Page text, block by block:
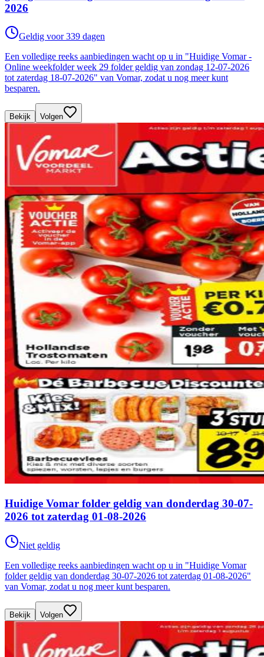
2026
Geldig voor 339 dagen
Een volledige reeks aanbiedingen wacht op u in "Huidige Vomar -
Online weekfolder week 29 folder geldig van zondag 12-07-2026
tot zaterdag 18-07-2026" van Vomar, zodat u nog meer kunt
besparen.
Bekijk Volgen
Huidige Vomar folder geldig van donderdag 30-07-
2026 tot zaterdag 01-08-2026
Niet geldig
Een volledige reeks aanbiedingen wacht op u in "Huidige Vomar
folder geldig van donderdag 30-07-2026 tot zaterdag 01-08-2026"
van Vomar, zodat u nog meer kunt besparen.
Bekijk Volgen